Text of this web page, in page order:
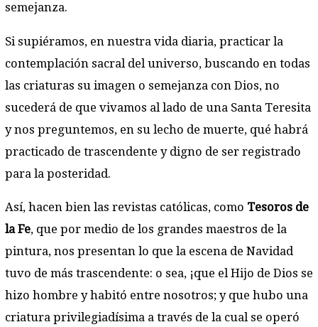
semejanza.
Si supiéramos, en nuestra vida diaria, practicar la
contemplación sacral del universo, buscando en todas
las criaturas su imagen o semejanza con Dios, no
sucederá de que vivamos al lado de una Santa Teresita
y nos preguntemos, en su lecho de muerte, qué habrá
practicado de trascendente y digno de ser registrado
para la posteridad.
Así, hacen bien las revistas católicas, como Tesoros de
la Fe, que por medio de los grandes maestros de la
pintura, nos presentan lo que la escena de Navidad
tuvo de más trascendente: o sea, ¡que el Hijo de Dios se
hizo hombre y habitó entre nosotros; y que hubo una
criatura privilegiadísima a través de la cual se operó